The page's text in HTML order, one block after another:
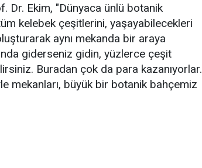
Dr. Ekim, "Dünyaca ünlü botanik
kelebek çeşitlerini, yaşayabilecekleri
aynı mekanda bir araya
giderseniz gidin, yüzlerce çeşit
Buradan çok da para kazanıyorlar.
mekanları, büyük bir botanik bahçemiz